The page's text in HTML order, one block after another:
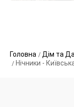
Головна Дім та
Нічники -